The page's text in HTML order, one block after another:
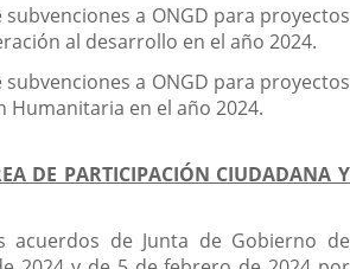
a ONGD para proyectos
al desarrollo en el año 2024.
a ONGD para proyectos
Humanitaria en el año 2024.
DE PARTICIPACIÓN CIUDADANA Y
acuerdos de Junta de Gobierno de